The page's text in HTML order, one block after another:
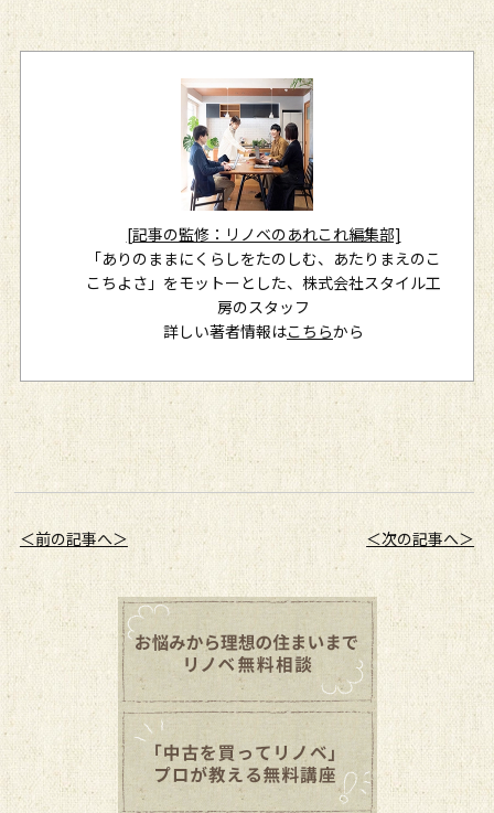
[記事の監修：リノベのあれこれ編集部]
「ありのままにくらしをたのしむ、あたりまえのこ
こちよさ」をモットーとした、株式会社スタイル工
房のスタッフ
詳しい著者情報はこちらから
＜前の記事へ＞ ＜次の記事へ＞